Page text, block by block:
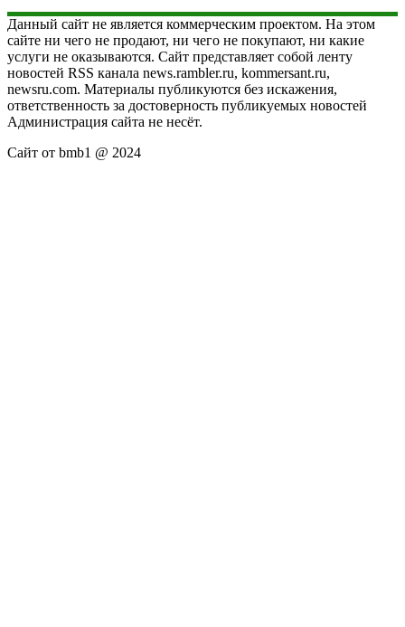
Данный сайт не является коммерческим проектом. На этом
сайте ни чего не продают, ни чего не покупают, ни какие
услуги не оказываются. Сайт представляет собой ленту
новостей RSS канала news.rambler.ru, kommersant.ru,
newsru.com. Материалы публикуются без искажения,
ответственность за достоверность публикуемых новостей
Администрация сайта не несёт.
Сайт от bmb1 @ 2024